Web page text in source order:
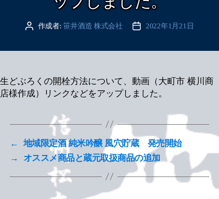
井
株
式
｜
野
県
本
投
作成者:笹井酒造 株式会社
投
2022年1月21日
生どぶろくの開栓方法について、動画（大町市 横川商
店様作成）リンクなどをアップしました。
←
地域限定酒 純米吟醸 風穴貯蔵 発売開始
→
オススメ商品と蔵元取扱商品の追加